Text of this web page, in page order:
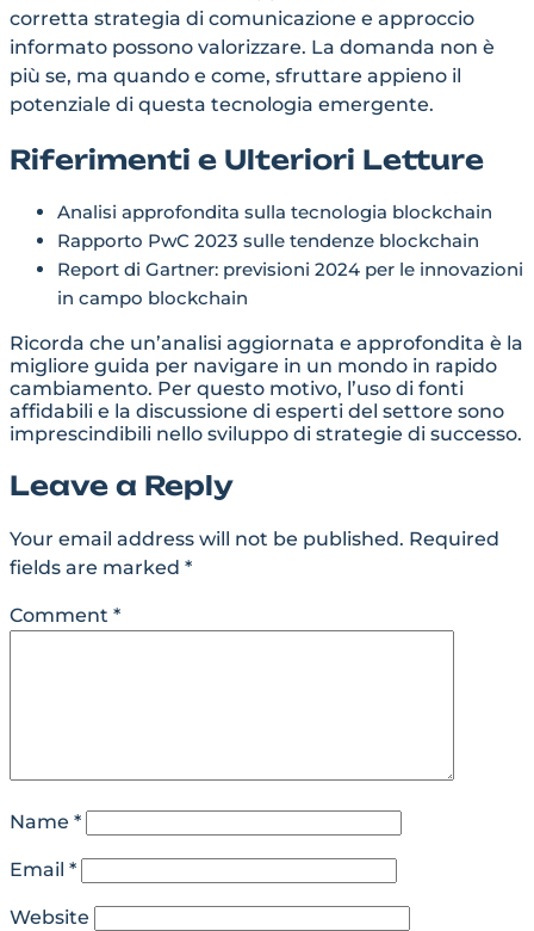
corretta strategia di comunicazione e approccio
informato possono valorizzare. La domanda non è
più se, ma quando e come, sfruttare appieno il
potenziale di questa tecnologia emergente.
Riferimenti e Ulteriori Letture
Analisi approfondita sulla tecnologia blockchain
Rapporto PwC 2023 sulle tendenze blockchain
Report di Gartner: previsioni 2024 per le innovazioni
in campo blockchain
Ricorda che un’analisi aggiornata e approfondita è la
migliore guida per navigare in un mondo in rapido
cambiamento. Per questo motivo, l’uso di fonti
affidabili e la discussione di esperti del settore sono
imprescindibili nello sviluppo di strategie di successo.
Leave a Reply
Your email address will not be published. Required
fields are marked *
Comment *
Name *
Email *
Website